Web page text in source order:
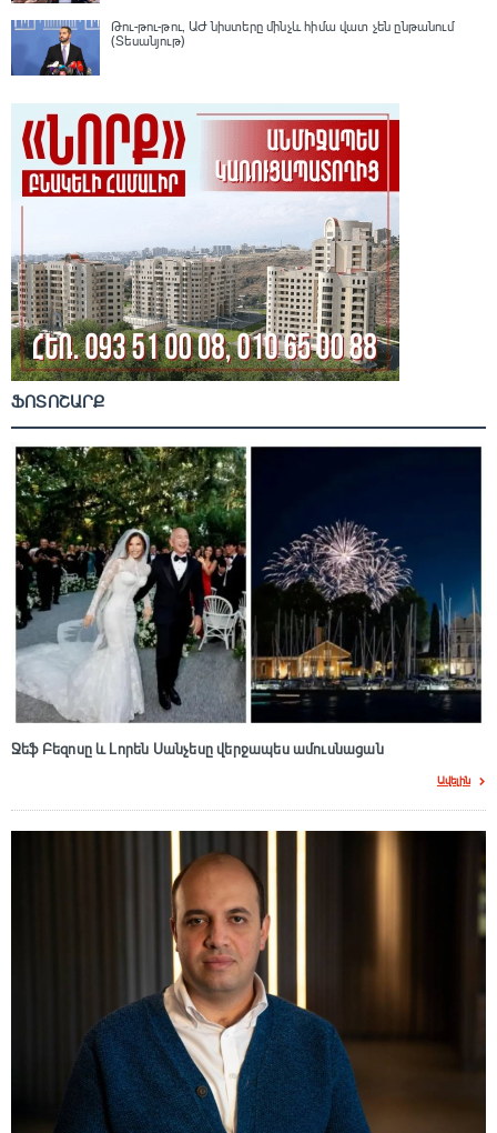
Թու-թու-թու, ԱԺ նիստերը մինչև հիմա վատ չեն ընթանում
(Տեսանյութ)
ՖՈՏՈՇԱՐՔ
Ջեֆ Բեզոսը և Լորեն Սանչեսը վերջապես ամուսնացան
Ավելին